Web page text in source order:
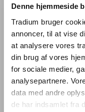
Denne hjemmeside
Tradium bruger
annoncer, til at vise
at analysere vores
din brug af vores
for sociale medier,
analysepartnere.
data med andre
de har indsamlet fra
Generelt
Uddannelsen
På handelsuddannelsen
mange sammenhænge,